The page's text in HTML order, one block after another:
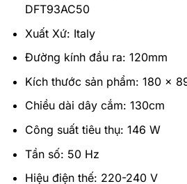
DFT93AC50
Xuất Xứ: Italy
Đường kính đầu ra: 120mm
Kích thước sản phẩm: 180 x
Chiều dài dây cắm: 130cm
Công suất tiêu thụ: 146 W
Tần số: 50 Hz
Hiệu điện thế: 220-240 V